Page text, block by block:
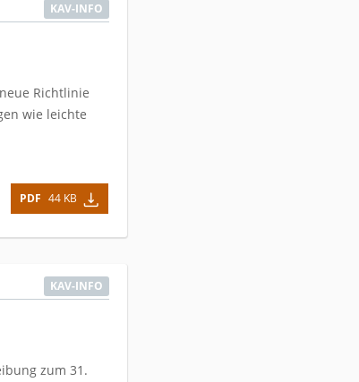
KAV-INFO
Richtlinie
wie leichte
PDF 44 KB
KAV-INFO
zum 31.